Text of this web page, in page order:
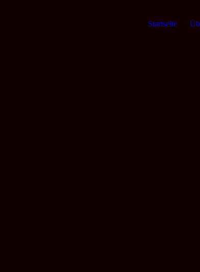
Startseite